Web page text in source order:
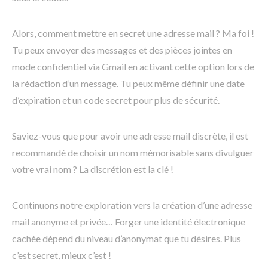
Alors, comment mettre en secret une adresse mail ? Ma foi !
Tu peux envoyer des messages et des pièces jointes en
mode confidentiel via Gmail en activant cette option lors de
la rédaction d’un message. Tu peux même définir une date
d’expiration et un code secret pour plus de sécurité.
Saviez-vous que pour avoir une adresse mail discrète, il est
recommandé de choisir un nom mémorisable sans divulguer
votre vrai nom ? La discrétion est la clé !
Continuons notre exploration vers la création d’une adresse
mail anonyme et privée… Forger une identité électronique
cachée dépend du niveau d’anonymat que tu désires. Plus
c’est secret, mieux c’est !